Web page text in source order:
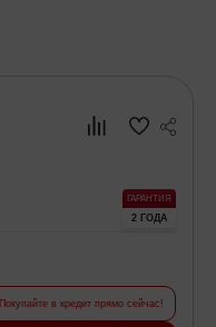
ГАРАНТИЯ
2 ГОДА
Покупайте в кредит прямо сейчас!